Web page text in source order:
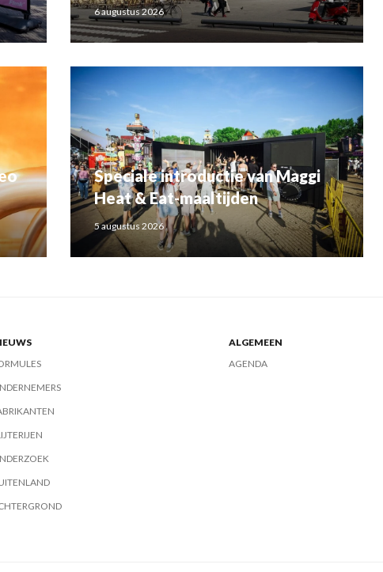
6 augustus 2026
Speciale introductie van Maggi
Heat & Eat-maaltijden
5 augustus 2026
ALGEMEEN
AGENDA